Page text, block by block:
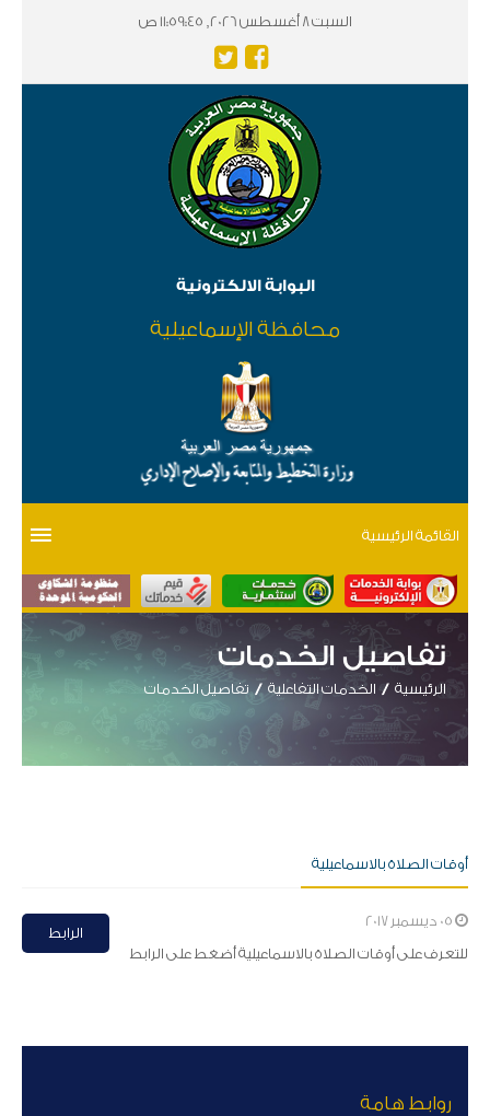
السبت 8 أغسطس 2026, 11:59:45 ص
البوابة الالكترونية
محافظة الإسماعيلية
القائمة الرئيسية
تفاصيل الخدمات
الرئيسية الخدمات التفاعلية تفاصيل الخدمات
أوقات الصلاة بالاسماعيلية
​للتعرف على أوقات الصلاة بالاسماعيلية أضغط على الرابط
الرابط
روابط هامة